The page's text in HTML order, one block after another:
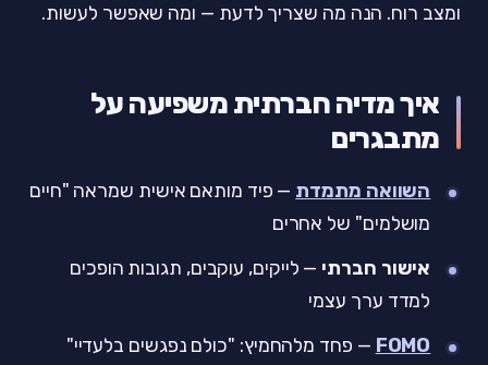
ומצב רוח. הנה מה שצריך לדעת — ומה שאפשר לעשות.
איך מדיה חברתית משפיעה על
מתבגרים
השוואה מתמדת — פיד מותאם אישית שמראה "חיים
מושלמים" של אחרים
אישור חברתי — לייקים, עוקבים, תגובות הופכים
למדד ערך עצמי
FOMO — פחד מלהחמיץ: "כולם נפגשים בלעדיי"